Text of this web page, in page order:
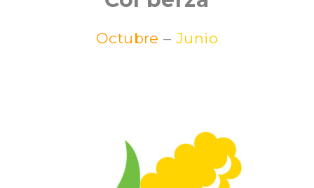
Octubre – Junio